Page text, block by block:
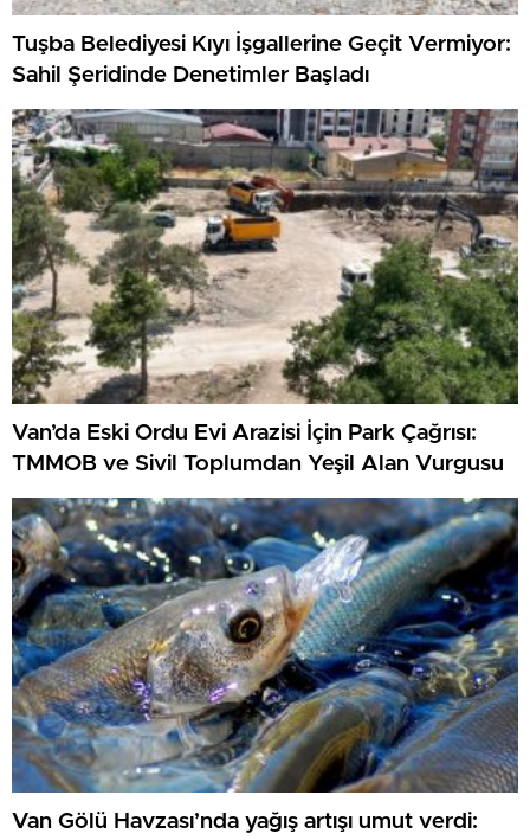
Tuşba Belediyesi Kıyı İşgallerine Geçit Vermiyor:
Sahil Şeridinde Denetimler Başladı
Van’da Eski Ordu Evi Arazisi İçin Park Çağrısı:
TMMOB ve Sivil Toplumdan Yeşil Alan Vurgusu
Van Gölü Havzası’nda yağış artışı umut verdi: